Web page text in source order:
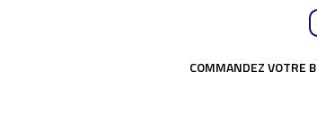
COMMANDEZ VOTRE